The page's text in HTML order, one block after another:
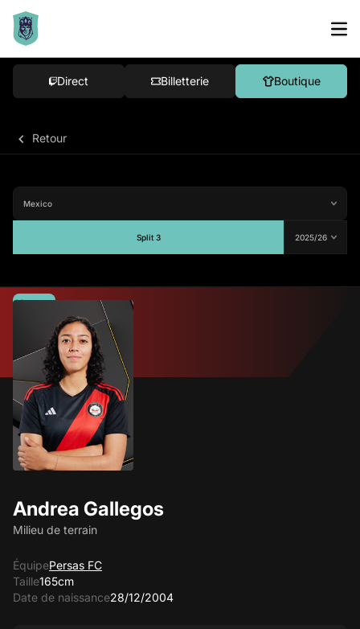
Direct Billetterie Boutique
Retour
Split 3
Andrea Gallegos
Milieu de terrain
ÉquipePersas FC
Taille165cm
Date de naissance28/12/2004
Moyenne